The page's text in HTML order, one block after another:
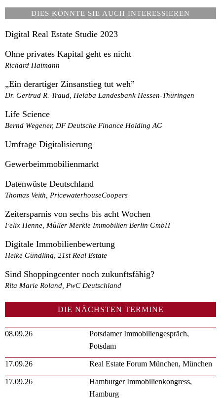
DIES KÖNNTE SIE AUCH INTERESSIEREN
Digital Real Estate Studie 2023
Ohne privates Kapital geht es nicht
Richard Haimann
„Ein derartiger Zinsanstieg tut weh”
Dr. Gertrud R. Traud, Helaba Landesbank Hessen-Thüringen
Life Science
Bernd Wegener, DF Deutsche Finance Holding AG
Umfrage Digitalisierung
Gewerbeimmobilienmarkt
Datenwüste Deutschland
Thomas Veith, PricewaterhouseCoopers
Zeitersparnis von sechs bis acht Wochen
Felix Henne, Müller Merkle Immobilien Berlin GmbH
Digitale Immobilienbewertung
Heike Gündling, 21st Real Estate
Sind Shoppingcenter noch zukunftsfähig?
Rita Marie Roland, PwC Deutschland
DIE NÄCHSTEN TERMINE
08.09.26
Potsdamer Immobiliengespräch,
Potsdam
17.09.26 Real Estate Forum München, München
17.09.26
Hamburger Immobilienkongress,
Hamburg